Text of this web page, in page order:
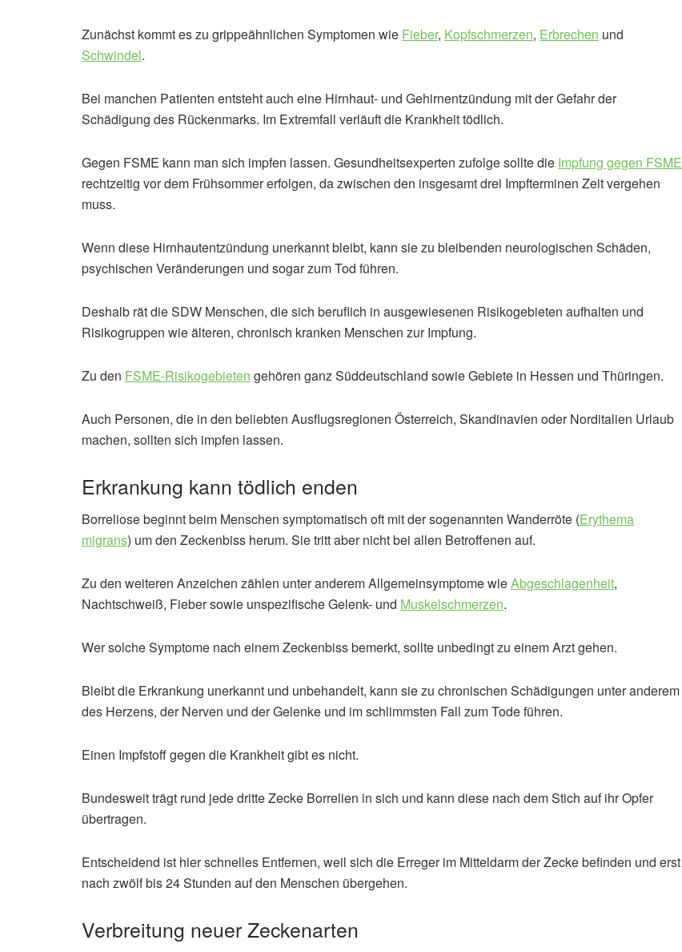
Zunächst kommt es zu grippeähnlichen Symptomen wie Fieber, Kopfschmerzen, Erbrechen und
Schwindel.
Bei manchen Patienten entsteht auch eine Hirnhaut- und Gehirnentzündung mit der Gefahr der
Schädigung des Rückenmarks. Im Extremfall verläuft die Krankheit tödlich.
Gegen FSME kann man sich impfen lassen. Gesundheitsexperten zufolge sollte die Impfung gegen FSME
rechtzeitig vor dem Frühsommer erfolgen, da zwischen den insgesamt drei Impfterminen Zeit vergehen
muss.
Wenn diese Hirnhautentzündung unerkannt bleibt, kann sie zu bleibenden neurologischen Schäden,
psychischen Veränderungen und sogar zum Tod führen.
Deshalb rät die SDW Menschen, die sich beruflich in ausgewiesenen Risikogebieten aufhalten und
Risikogruppen wie älteren, chronisch kranken Menschen zur Impfung.
Zu den FSME-Risikogebieten gehören ganz Süddeutschland sowie Gebiete in Hessen und Thüringen.
Auch Personen, die in den beliebten Ausflugsregionen Österreich, Skandinavien oder Norditalien Urlaub
machen, sollten sich impfen lassen.
Erkrankung kann tödlich enden
Borreliose beginnt beim Menschen symptomatisch oft mit der sogenannten Wanderröte (Erythema
migrans) um den Zeckenbiss herum. Sie tritt aber nicht bei allen Betroffenen auf.
Zu den weiteren Anzeichen zählen unter anderem Allgemeinsymptome wieAbgeschlagenheit,
Nachtschweiß, Fieber sowie unspezifische Gelenk- und Muskelschmerzen.
Wer solche Symptome nach einem Zeckenbiss bemerkt, sollte unbedingt zu einem Arzt gehen.
Bleibt die Erkrankung unerkannt und unbehandelt, kann sie zu chronischen Schädigungen unter anderem
des Herzens, der Nerven und der Gelenke und im schlimmsten Fall zum Tode führen.
Einen Impfstoff gegen die Krankheit gibt es nicht.
Bundesweit trägt rund jede dritte Zecke Borrelien in sich und kann diese nach dem Stich auf ihr Opfer
übertragen.
Entscheidend ist hier schnelles Entfernen, weil sich die Erreger im Mitteldarm der Zecke befinden und erst
nach zwölf bis 24 Stunden auf den Menschen übergehen.
Verbreitung neuer Zeckenarten